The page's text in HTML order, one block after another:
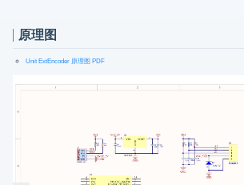
原理图
Unit ExtEncoder 原理图 PDF